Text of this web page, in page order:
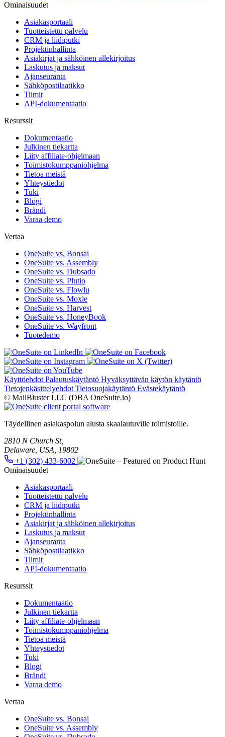
Ominaisuudet
Asiakasportaali
Tuotteistettu palvelu
CRM ja liidiputki
Projektinhallinta
Asiakirjat ja sähköinen allekirjoitus
Laskutus ja maksut
Ajanseuranta
Sähköpostilaatikko
Tiimit
API-dokumentaatio
Resurssit
Dokumentaatio
Julkinen tiekartta
Liity affiliate-ohjelmaan
Toimistokumppaniohjelma
Tietoa meistä
Yhteystiedot
Tuki
Blogi
Brändi
Varaa demo
Vertaa
OneSuite vs. Bonsai
OneSuite vs. Assembly
OneSuite vs. Dubsado
OneSuite vs. Plutio
OneSuite vs. Flowlu
OneSuite vs. Moxie
OneSuite vs. Harvest
OneSuite vs. HoneyBook
OneSuite vs. Wayfront
Tuotedemo
Käyttöehdot Palautuskäytäntö Hyväksyttävän käytön käytäntö
Tietojenkäsittelyehdot Tietosuojakäytäntö Evästekäytäntö
© MailBluster LLC (DBA OneSuite.io)
Täydellinen asiakaspolun alusta skaalautuville toimistoille.
2810 N Church St,
Delaware, USA, 19802
+1 (302) 433-6002
Ominaisuudet
Asiakasportaali
Tuotteistettu palvelu
CRM ja liidiputki
Projektinhallinta
Asiakirjat ja sähköinen allekirjoitus
Laskutus ja maksut
Ajanseuranta
Sähköpostilaatikko
Tiimit
API-dokumentaatio
Resurssit
Dokumentaatio
Julkinen tiekartta
Liity affiliate-ohjelmaan
Toimistokumppaniohjelma
Tietoa meistä
Yhteystiedot
Tuki
Blogi
Brändi
Varaa demo
Vertaa
OneSuite vs. Bonsai
OneSuite vs. Assembly